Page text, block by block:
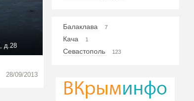
д.28
28/09/2013
Балаклава 7
Кача 1
Севастополь 123